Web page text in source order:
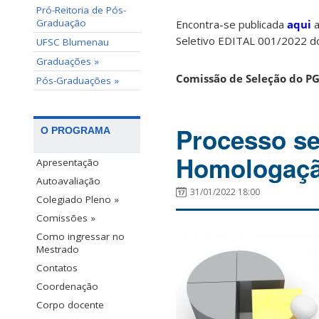
Pró-Reitoria de Pós-
Graduação
UFSC Blumenau
Graduações »
Pós-Graduações »
O PROGRAMA
Apresentação
Autoavaliação
Colegiado Pleno »
Comissões »
Como ingressar no
Mestrado
Contatos
Coordenação
Corpo docente
Encontra-se publicada aqui
Seletivo EDITAL 001/2022
Comissão de Seleção do
Processo
31/01/2022 18:00